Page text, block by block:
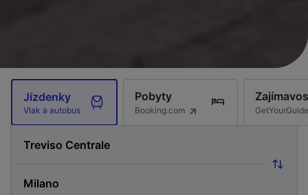
Jízdenky
Vlak a autobus
Pobyty
Booking.com GetYourGuide